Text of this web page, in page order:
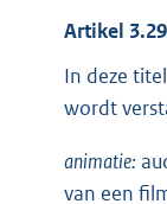
Artikel
In deze
wordt
animatie:
van een